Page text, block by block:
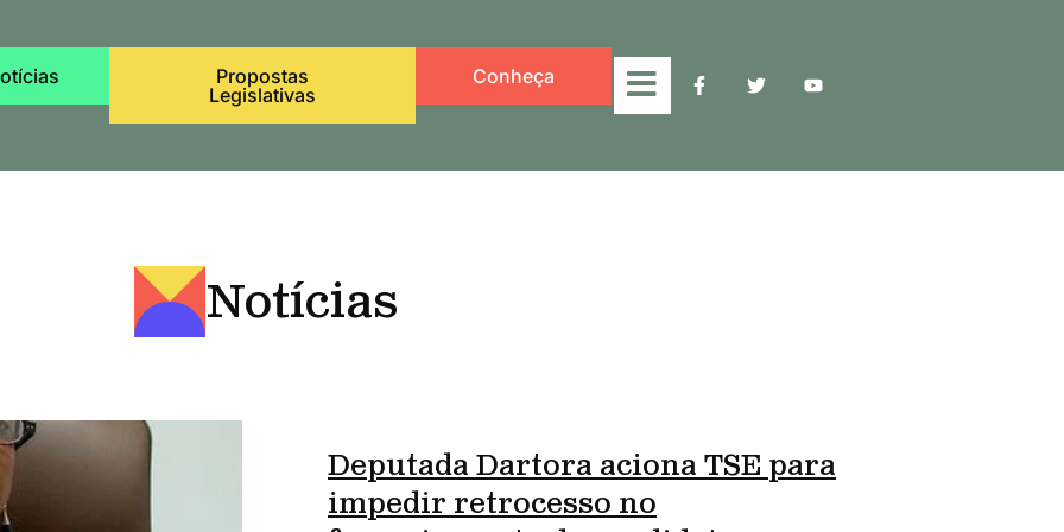
Propostas
Legislativas
Conheça
Notícias
Deputada Dartora aciona TSE para
impedir retrocesso no